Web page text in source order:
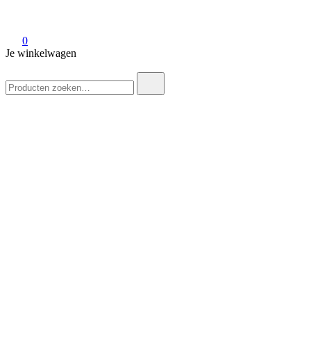
0
Je winkelwagen
naar: